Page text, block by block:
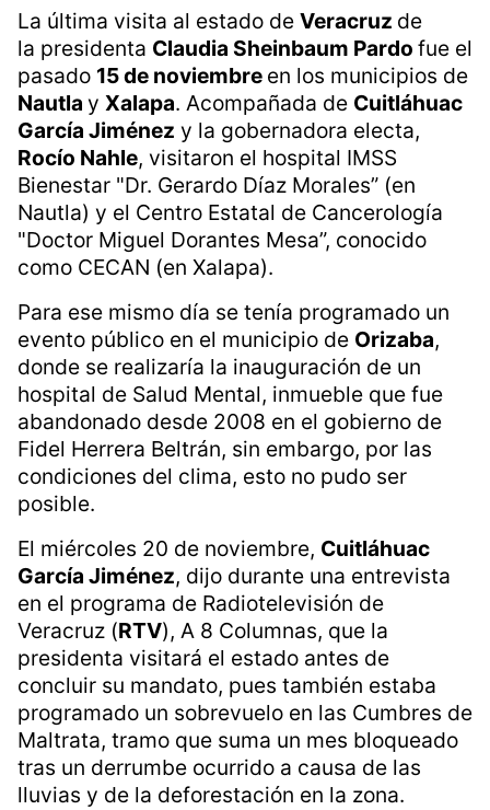
La última visita al estado de Veracruz de
la presidenta Claudia Sheinbaum Pardo fue el
pasado 15 de noviembre en los municipios de
Nautla y Xalapa. Acompañada de Cuitláhuac
García Jiménez y la gobernadora electa,
Rocío Nahle, visitaron el hospital IMSS
Bienestar "Dr. Gerardo Díaz Morales” (en
Nautla) y el Centro Estatal de Cancerología
"Doctor Miguel Dorantes Mesa”, conocido
como CECAN (en Xalapa).
Para ese mismo día se tenía programado un
evento público en el municipio de Orizaba,
donde se realizaría la inauguración de un
hospital de Salud Mental, inmueble que fue
abandonado desde 2008 en el gobierno de
Fidel Herrera Beltrán, sin embargo, por las
condiciones del clima, esto no pudo ser
posible.
El miércoles 20 de noviembre, Cuitláhuac
García Jiménez, dijo durante una entrevista
en el programa de Radiotelevisión de
Veracruz (RTV), A 8 Columnas, que la
presidenta visitará el estado antes de
concluir su mandato, pues también estaba
programado un sobrevuelo en las Cumbres de
Maltrata, tramo que suma un mes bloqueado
tras un derrumbe ocurrido a causa de las
lluvias y de la deforestación en la zona.